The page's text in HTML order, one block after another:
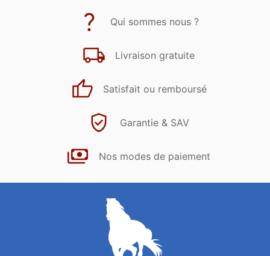
Qui sommes nous ?
Livraison gratuite
Satisfait ou remboursé
Garantie & SAV
Nos modes de paiement